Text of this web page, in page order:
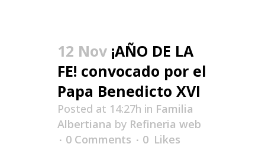
12 Nov ¡AÑO DE LA
FE! convocado por el
Papa Benedicto XVI
Posted at 14:27h in Familia
Albertiana by Refineria web
0 Comments
0 Likes